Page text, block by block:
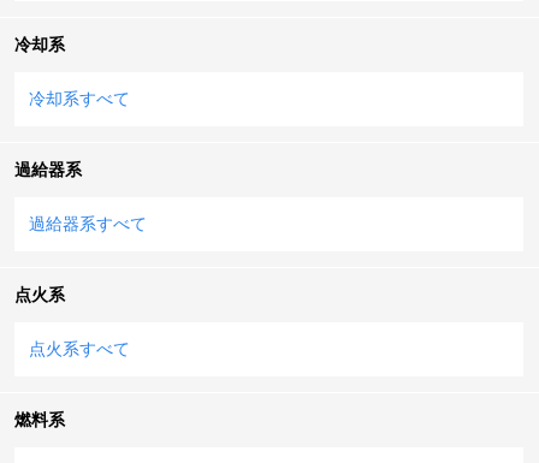
冷却系
冷却系すべて
過給器系
過給器系すべて
点火系
点火系すべて
燃料系